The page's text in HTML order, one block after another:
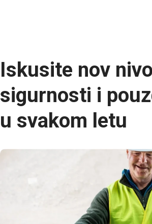
Iskusite nov nivo
sigurnosti i
u svakom letu